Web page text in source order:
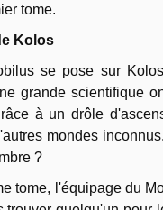
tome.
Kolos
se pose sur
grande scientifique
à un drôle
mondes
?
tome, l'équipage du